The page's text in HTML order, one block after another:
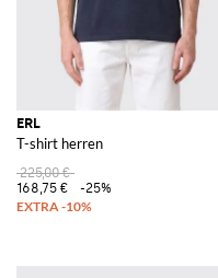
ERL
T-shirt herren
225,00 €
168,75 €
-25%